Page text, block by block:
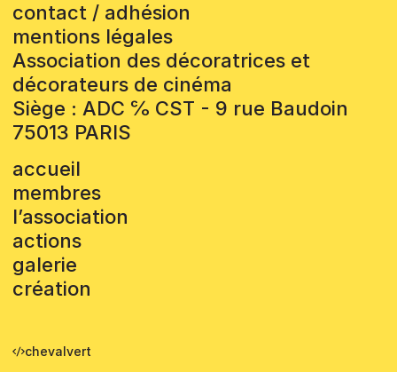
contact / adhésion
mentions légales
Association des décoratrices et
décorateurs de cinéma
Siège : ADC ℅ CST - 9 rue Baudoin
75013 PARIS
accueil
membres
l’association
actions
galerie
création
chevalvert